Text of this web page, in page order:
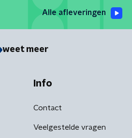
Alle afleveringen
weet meer
Info
Contact
Veelgestelde vragen